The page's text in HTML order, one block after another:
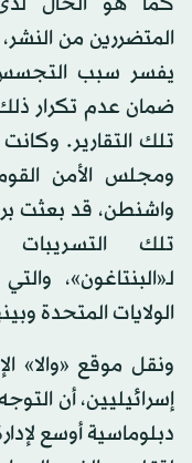
المتضررين من
يفسر سبب التجسس
ضمان عدم تكرار
تلك التقارير. وكانت
ومجلس الأمن
واشنطن، قد بعثت
تلك التسريبات
لـ«البنتاغون»،
الولايات المتحدة
ونقل موقع «والا»
إسرائيليين، أن
دبلوماسية أوسع